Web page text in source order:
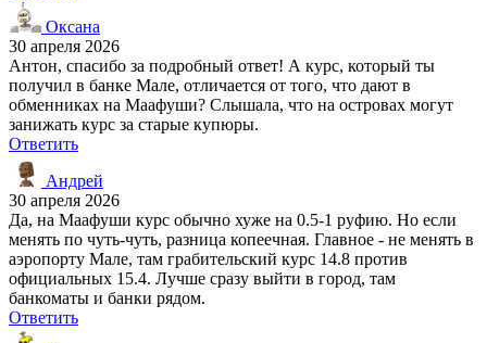
Оксана
30 апреля 2026
Антон, спасибо за подробный ответ! А курс, который ты
получил в банке Мале, отличается от того, что дают в
обменниках на Маафуши? Слышала, что на островах могут
занижать курс за старые купюры.
Ответить
Андрей
30 апреля 2026
Да, на Маафуши курс обычно хуже на 0.5-1 руфию. Но если
менять по чуть-чуть, разница копеечная. Главное - не менять в
аэропорту Мале, там грабительский курс 14.8 против
официальных 15.4. Лучше сразу выйти в город, там
банкоматы и банки рядом.
Ответить